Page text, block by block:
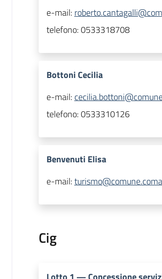
e-mail:
telefono:0533318708
Bottoni Cecilia
e-mail:
telefono:0533310126
Benvenuti Elisa
e-mail:
Cig